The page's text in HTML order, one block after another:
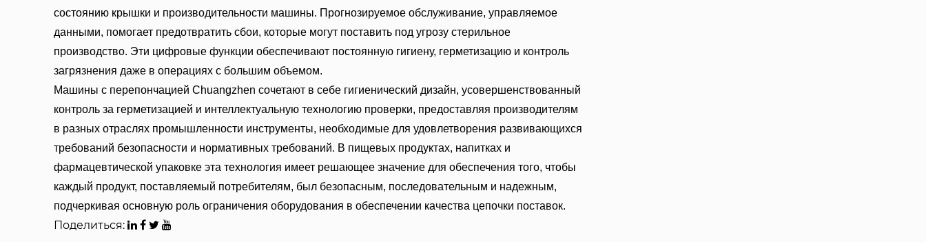
состоянию крышки и производительности машины. Прогнозируемое обслуживание, управляемое
данными, помогает предотвратить сбои, которые могут поставить под угрозу стерильное
производство. Эти цифровые функции обеспечивают постоянную гигиену, герметизацию и контроль
загрязнения даже в операциях с большим объемом.
Машины с перепончацией Chuangzhen сочетают в себе гигиенический дизайн, усовершенствованный
контроль за герметизацией и интеллектуальную технологию проверки, предоставляя производителям
в разных отраслях промышленности инструменты, необходимые для удовлетворения развивающихся
требований безопасности и нормативных требований. В пищевых продуктах, напитках и
фармацевтической упаковке эта технология имеет решающее значение для обеспечения того, чтобы
каждый продукт, поставляемый потребителям, был безопасным, последовательным и надежным,
подчеркивая основную роль ограничения оборудования в обеспечении качества цепочки поставок.
Поделиться: